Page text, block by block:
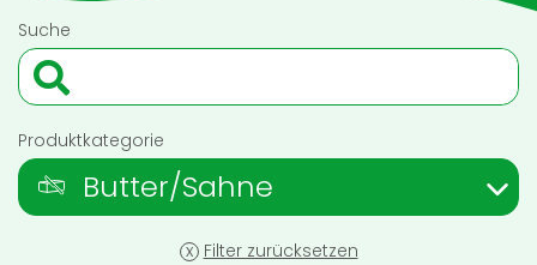
Suche
Produktkategorie
Butter/Sahne
x Filter zurücksetzen